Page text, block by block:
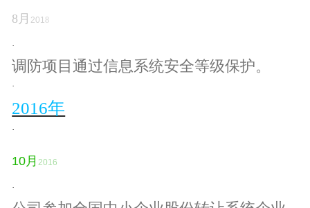
8 月 2018
·
调防项目通过信息系统安全等级保护。
·
2016年
·
10月2016
·